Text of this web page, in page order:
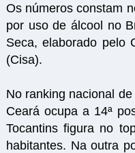
Os números constam
por uso de álcool no
Seca, elaborado pelo
(Cisa).
No ranking nacional
Ceará ocupa a 14ª
Tocantins figura no
habitantes. Na outra